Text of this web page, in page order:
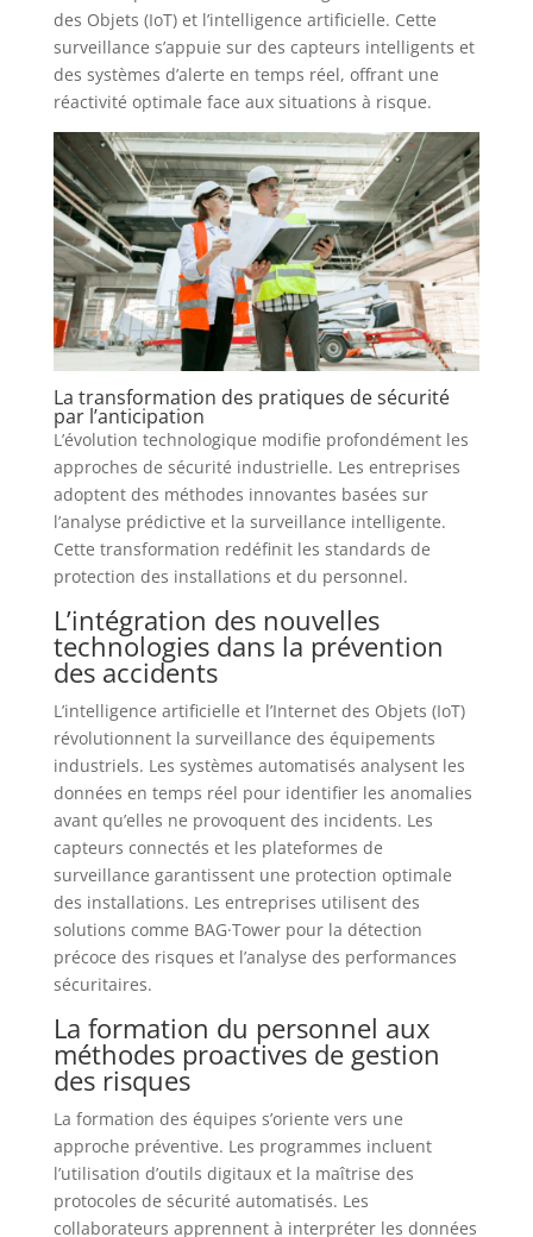
des Objets (IoT) et l’intelligence artificielle. Cette
surveillance s’appuie sur des capteurs intelligents et
des systèmes d’alerte en temps réel, offrant une
réactivité optimale face aux situations à risque.
La transformation des pratiques de sécurité
par l’anticipation
L’évolution technologique modifie profondément les
approches de sécurité industrielle. Les entreprises
adoptent des méthodes innovantes basées sur
l’analyse prédictive et la surveillance intelligente.
Cette transformation redéfinit les standards de
protection des installations et du personnel.
L’intégration des nouvelles
technologies dans la prévention
des accidents
L’intelligence artificielle et l’Internet des Objets (IoT)
révolutionnent la surveillance des équipements
industriels. Les systèmes automatisés analysent les
données en temps réel pour identifier les anomalies
avant qu’elles ne provoquent des incidents. Les
capteurs connectés et les plateformes de
surveillance garantissent une protection optimale
des installations. Les entreprises utilisent des
solutions comme BAG·Tower pour la détection
précoce des risques et l’analyse des performances
sécuritaires.
La formation du personnel aux
méthodes proactives de gestion
des risques
La formation des équipes s’oriente vers une
approche préventive. Les programmes incluent
l’utilisation d’outils digitaux et la maîtrise des
protocoles de sécurité automatisés. Les
collaborateurs apprennent à interpréter les données